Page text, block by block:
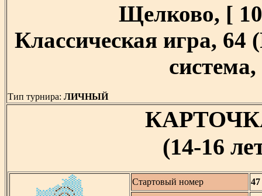
Щелково, [
Классическая игра,
Тип турнира: ЛИЧНЫЙ
(14-16
Стартовый номер
47